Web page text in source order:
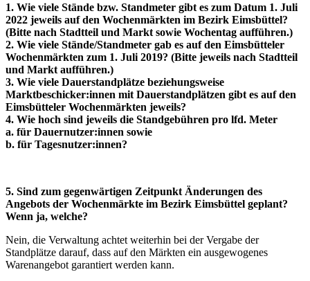
1. Wie viele Stände bzw. Standmeter gibt es zum Datum 1. Juli
2022 jeweils auf den Wochenmärkten im Bezirk Eimsbüttel?
(Bitte nach Stadtteil und Markt sowie Wochentag aufführen.)
2. Wie viele Stände/Standmeter gab es auf den Eimsbütteler
Wochenmärkten zum 1. Juli 2019? (Bitte jeweils nach Stadtteil
und Markt aufführen.)
3. Wie viele Dauerstandplätze beziehungsweise
Marktbeschicker:innen mit Dauerstandplätzen gibt es auf den
Eimsbütteler Wochenmärkten jeweils?
4. Wie hoch sind jeweils die Standgebühren pro lfd. Meter
a. für Dauernutzer:innen sowie
b. für Tagesnutzer:innen?
5. Sind zum gegenwärtigen Zeitpunkt Änderungen des
Angebots der Wochenmärkte im Bezirk Eimsbüttel geplant?
Wenn ja, welche?
Nein, die Verwaltung achtet weiterhin bei der Vergabe der
Standplätze darauf, dass auf den Märkten ein ausgewogenes
Warenangebot garantiert werden kann.